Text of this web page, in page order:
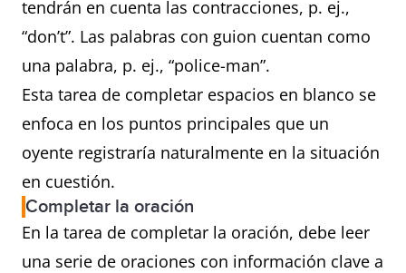
tendrán en cuenta las contracciones, p. ej.,
“don’t”. Las palabras con guion cuentan como
una palabra, p. ej., “police-man”.
Esta tarea de completar espacios en blanco se
enfoca en los puntos principales que un
oyente registraría naturalmente en la situación
en cuestión.
Completar la oración
En la tarea de completar la oración, debe leer
una serie de oraciones con información clave a